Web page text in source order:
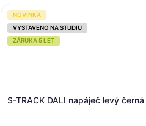
NOVINKA
VYSTAVENO NA STUDIU
ZÁRUKA 5 LET
S-TRACK DALI napáječ levý černá